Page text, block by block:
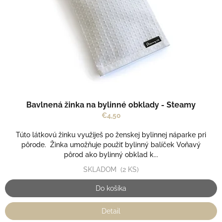
Bavlnená žinka na bylinné obklady - Steamy
€4,50
Túto látkovú žinku využiješ po ženskej bylinnej náparke pri
pôrode. Žinka umožňuje použiť bylinný balíček Voňavý
pôrod ako bylinný obklad k...
SKLADOM (2 KS)
Do košíka
Detail